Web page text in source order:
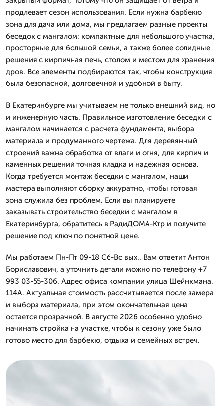
продлевает сезон использования. Если нужна барбекю
зона для дача или дома, мы предлагаем разные проекты
беседок с мангалом: компактные для небольшого участка,
просторные для большой семьи, а также более солидные
решения с кирпичная печь, столом и местом для хранения
дров. Все элементы подбираются так, чтобы конструкция
была безопасной, долговечной и удобной в быту.
В Екатеринбурге мы учитываем не только внешний вид, но
и инженерную часть. Правильное изготовление беседки с
мангалом начинается с расчета фундамента, выбора
материала и продуманного чертежа. Для деревянный
строений важна обработка от влаги и огня, для кирпич и
каменных решений точная кладка и надежная основа.
Когда требуется монтаж беседки с мангалом, наши
мастера выполняют сборку аккуратно, чтобы готовая
зона служила без проблем. Если вы планируете
заказывать строительство беседки с мангалом в
Екатеринбурга, обратитесь в РадиДОМА-Ктр и получите
решение под ключ по понятной цене.
Мы работаем Пн-Пт 09-18 Сб-Вс вых.. Вам ответит Антон
Бориславович, а уточнить детали можно по телефону +7
993 03-55-306. Адрес офиса компании улица Шейнкмана,
114А. Актуальная стоимость рассчитывается после замера
и выбора материала, при этом окончательная цена
остается прозрачной. В августе 2026 особенно удобно
начинать стройка на участке, чтобы к сезону уже было
готово место для барбекю, отдыха и семейных встреч.